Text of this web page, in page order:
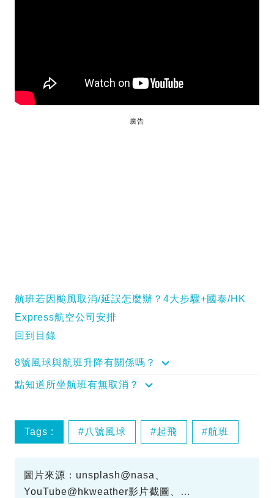
廣告
航班若因颱風取消/延誤怎麼辦？4大步驟+國泰/HK
Express航空公司安排
回到目錄
8號風球與航班升降有關係嗎？
點知道所坐航班有無取消？
Tags : 八號風球 起飛 航班
圖片來源：unsplash@nasa、
YouTube@hkweather影片截圖、